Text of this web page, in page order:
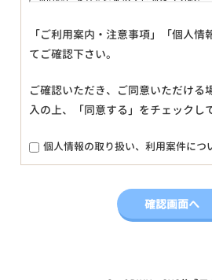
「ご利用案内・注意事項」「個人
てご確認下さい。
ご確認いただき、ご同意いただける
入の上、「同意する」をチェックし
個人情報の取り扱い、利用案件につ